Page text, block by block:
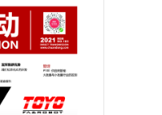
余女士